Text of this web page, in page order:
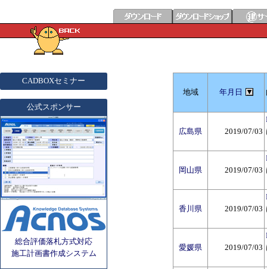
CADBOXセミナー
公式スポンサー
総合評価落札方式対応
施工計画書作成システム
地域 年月日
広島県 2019/07/03
岡山県 2019/07/03
香川県 2019/07/03
愛媛県 2019/07/03